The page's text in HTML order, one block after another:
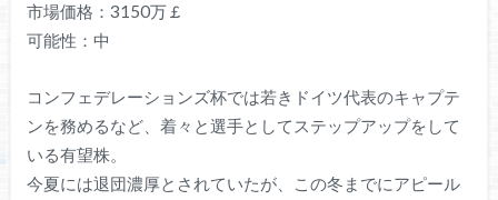
市場価格：3150万￡
可能性：中
コンフェデレーションズ杯では若きドイツ代表のキャプテ
ンを務めるなど、着々と選手としてステップアップをして
いる有望株。
今夏には退団濃厚とされていたが、この冬までにアピール